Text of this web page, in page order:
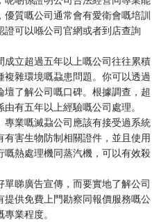
質嘅公司通常會有愛衛會嘅培訓
可以喺公司官網或者到店查詢
成立超過五年以上嘅公司往往累積
雜環境嘅蝨患問題。你可以透過
了解公司嘅口碑。根據調查，超
有五年以上經驗嘅公司處理。
專業嘅滅蝨公司應該有接受過系統
害生物防制相關證件，並且使用
熱處理機同蒸汽機，可以有效殺
睇廣告宣傳，而要實地了解公司
供免費上門勘察同報價服務嘅公
業程度。